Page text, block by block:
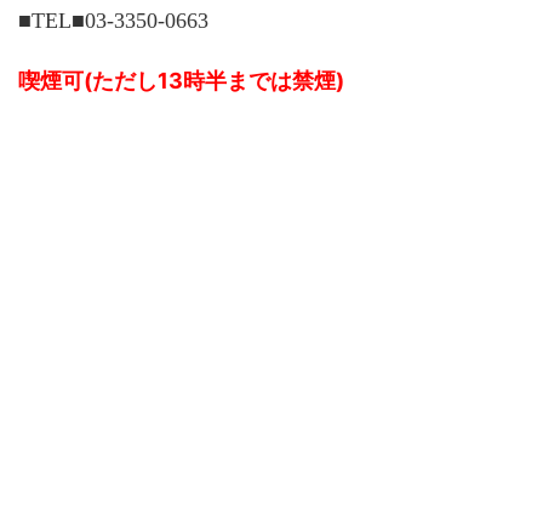
■TEL■03-3350-0663
喫煙可(ただし13時半までは禁煙)